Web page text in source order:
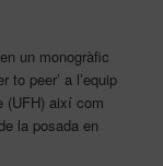
un monogràfic
to peer’ a l’equip
(UFH) així com
la posada en